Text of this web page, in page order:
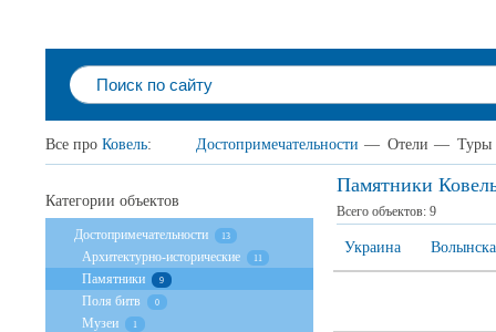
Все про Ковель: Достопримечательности — Отели — Туры
Памятники
Всего объектов: 9
Украина
Категории объектов
Достопримечательности 13
Архитектурно-исторические 11
Памятники 9
Поля битв 0
Музеи 1